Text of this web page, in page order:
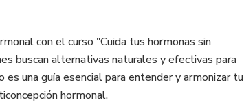
con el curso "Cuida tus hormonas sin
buscan alternativas naturales y efectivas para
es una guía esencial para entender y armonizar tu
hormonal.